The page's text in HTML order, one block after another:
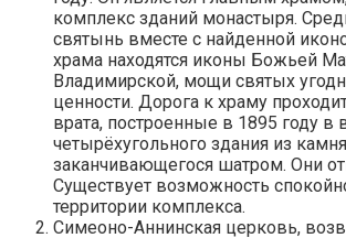
комплекс зданий монастыря.
святынь вместе с найденной
храма находятся иконы Божьей
Владимирской, мощи святых
ценности. Дорога к храму
врата, построенные в 1895 году в
четырёхугольного здания из
заканчивающегося шатром. Они
Существует возможность
территории комплекса.
Симеоно-Аннинская церковь,